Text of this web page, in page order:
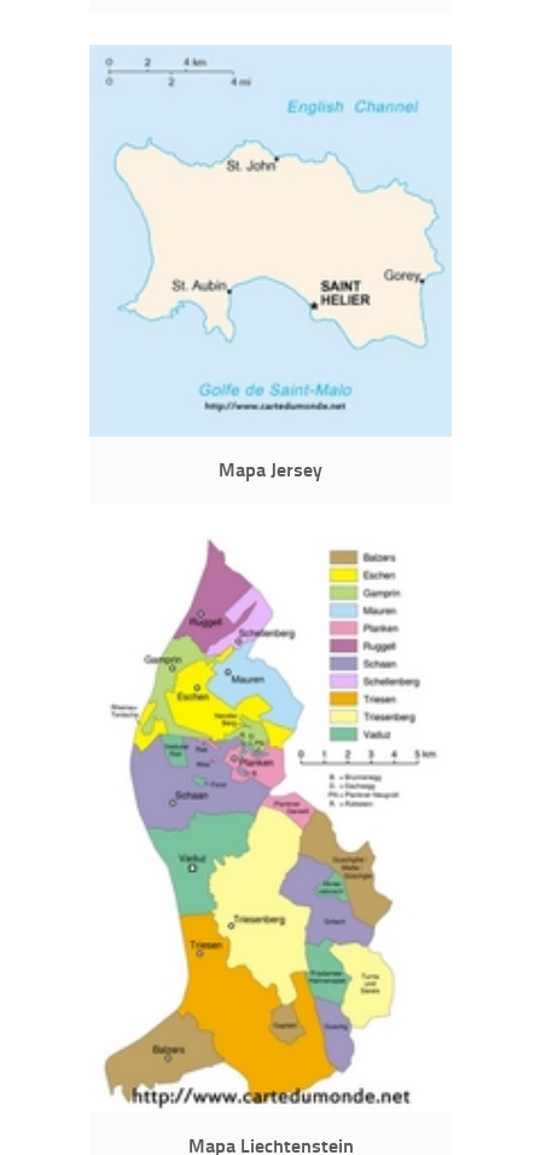
Mapa Jersey
Mapa Liechtenstein